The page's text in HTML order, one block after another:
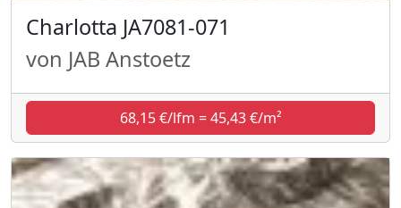
Charlotta JA7081-071
von JAB Anstoetz
68,15 €/lfm = 45,43 €/m²